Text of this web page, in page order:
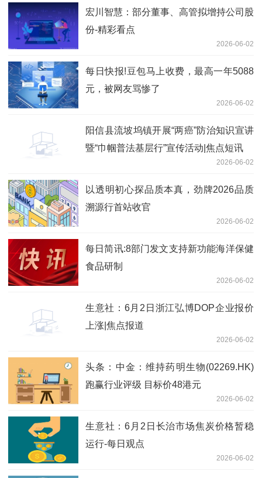
宏川智慧：部分董事、高管拟增持公司股
份-精彩看点
2026-06-02
每日快报!豆包马上收费，最高一年5088
元，被网友骂惨了
2026-06-02
阳信县流坡坞镇开展“两癌”防治知识宣讲
暨“巾帼普法基层行”宣传活动|焦点短讯
2026-06-02
以透明初心探品质本真，劲牌2026品质
溯源行首站收官
2026-06-02
每日简讯:8部门发文支持新功能海洋保健
食品研制
2026-06-02
生意社：6月2日浙江弘博DOP企业报价
上涨|焦点报道
2026-06-02
头条：中金：维持药明生物(02269.HK)
跑赢行业评级 目标价48港元
2026-06-02
生意社：6月2日长治市场焦炭价格暂稳
运行-每日观点
2026-06-02